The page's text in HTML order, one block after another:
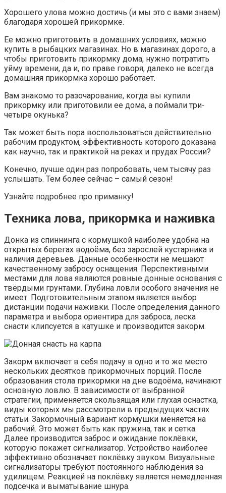
Хорошего улова можно достичь (и мы это с вами знаем)
благодаря хорошей прикормке.
Ее можно приготовить в домашних условиях, можно
купить в рыбацких магазинах. Но в магазинах дорого, а
чтобы приготовить прикормку дома, нужно потратить
уйму времени, да и, по праве говоря, далеко не всегда
домашняя прикормка хорошо работает.
Вам знакомо то разочарование, когда вы купили
прикормку или приготовили ее дома, а поймали три-
четыре окунька?
Так может быть пора воспользоваться действительно
рабочим продуктом, эффективность которого доказана
как научно, так и практикой на реках и прудах России?
Конечно, лучше один раз попробовать, чем тысячу раз
услышать. Тем более сейчас – самый сезон!
Узнайте подробнее про приманку!
Техника лова, прикормка и наживка
Донка из спиннинга с кормушкой наиболее удобна на
открытых берегах водоёма, без зарослей кустарника и
наличия деревьев. Данные особенности не мешают
качественному забросу оснащения. Перспективными
местами для лова являются ровные донные основания с
твёрдыми грунтами. Глубина ловли особого значения не
имеет. Подготовительным этапом является выбор
дистанции подачи наживки. После определения данного
параметра и выбора ориентира для заброса, леска
снасти клипсуется в катушке и производится закорм.
Закорм включает в себя подачу в одно и то же место
нескольких десятков прикормочных порций. После
образования стола прикормки на дне водоёма, начинают
основную ловлю. В зависимости от выбранной
стратегии, применяется скользящая или глухая оснастка,
виды которых мы рассмотрели в предыдущих частях
статьи. Закормочный вариант кормушки меняется на
рабочий. Это может быть как пружина, так и сетка.
Далее производится заброс и ожидание поклёвки,
которую покажет сигнализатор. Устройство наиболее
эффективно обозначает поклёвку звуком. Визуальные
сигнализаторы требуют постоянного наблюдения за
удилищем. Реакцией на поклёвку является немедленная
подсечка и выматывание шнура.